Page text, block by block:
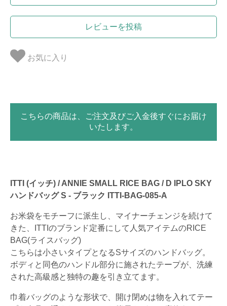
レビューを投稿
お気に入り
こちらの商品は、ご注文及びご入金後すぐにお届け
いたします。
ITTI (イッチ) / ANNIE SMALL RICE BAG / D IPLO SKY
ハンドバッグ S - ブラック ITTI-BAG-085-A
お米袋をモチーフに派生し、マイナーチェンジを続けて
きた、ITTIのブランド定番にして人気アイテムのRICE
BAG(ライスバッグ)
こちらは小さいタイプとなるSサイズのハンドバッグ。
ボディと同色のハンドル部分に施されたテープが、洗練
された高級感と独特の趣を引き立てます。
巾着バッグのような形状で、開け閉めは物を入れてテー